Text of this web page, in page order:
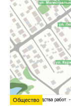
Общество